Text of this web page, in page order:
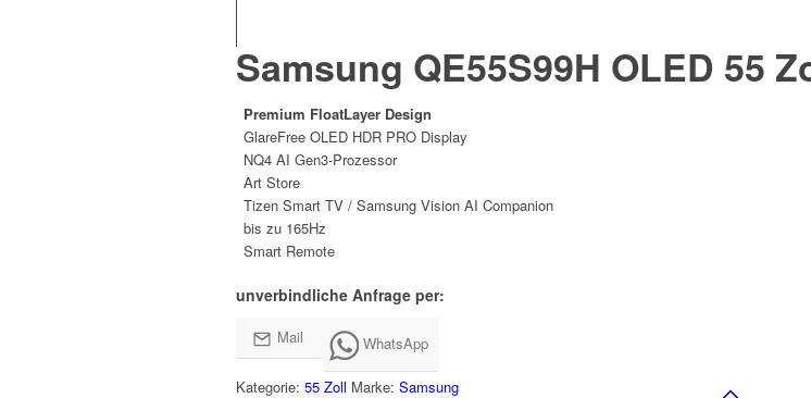
Samsung QE55S99H OLED 55
Premium FloatLayer Design
GlareFree OLED HDR PRO Display
NQ4 AI Gen3-Prozessor
Art Store
Tizen Smart TV / Samsung Vision AI Companion
bis zu 165Hz
Smart Remote
unverbindliche Anfrage per:
Mail WhatsApp
Kategorie: 55 Zoll Marke: Samsung